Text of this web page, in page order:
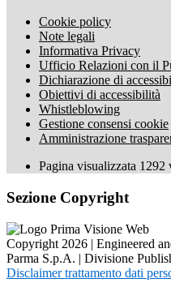
Cookie policy
Note legali
Informativa Privacy
Ufficio Relazioni con il
Dichiarazione di
Obiettivi di accessibilità
Whistleblowing
Gestione consensi cookie
Amministrazione
Pagina visualizzata 1292
Sezione Copyright
Copyright 2026 | Engineered
Parma S.p.A. | Divisione
Disclaimer trattamento dati